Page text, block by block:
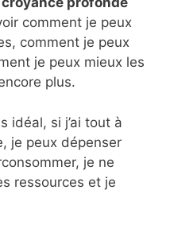
comment je peux
comment je peux
je peux mieux les
plus.
idéal, si j’ai tout à
je peux dépenser
je ne
ressources et je